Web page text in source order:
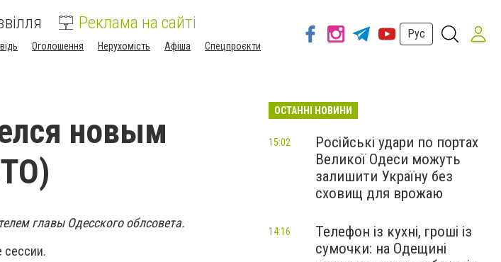
Реклама на сайті
Оголошення Нерухомість Афіша Спецпроєкти
Рус
новым
главы Одесского облсовета.
сессии.
ОСТАННІ НОВИНИ
Російські удари по портах
Великої Одеси можуть
залишити Україну без
сховищ для врожаю
15:02
Телефон із кухні, гроші із
сумочки: на Одещині
14:16